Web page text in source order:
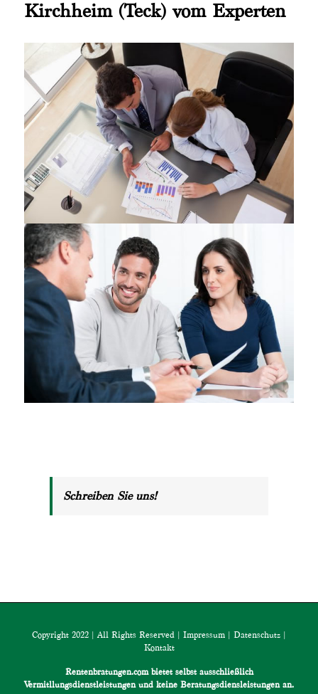
Kirchheim (Teck) vom Experten
Schreiben Sie uns!
Copyright 2022 | All Rights Reserved | Impressum | Datenschutz |
Kontakt
Rentenbratungen.com bietet selbst ausschließlich
Vermitllungsdienstleistungen und keine Beratungsdiensleistungen an.